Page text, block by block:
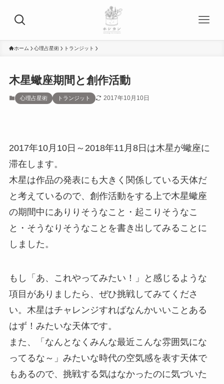
ホーム 心理占星術 トランジット
木星蠍座期間と創作活動
心理占星術 トランジット 2017年10月10日
2017年10月10日～2018年11月8日は木星が蠍座に
滞在します。
木星は作品の発表にも大きく関係している天体だ
と考えているので、創作活動をする上で木星蠍座
の期間中にありりそうなこと・起こりそうなこ
と・そうなりそうなことを書き出してみることに
しました。
もし「あ、これやってみたい！」と感じるような
項目がありましたら、ぜひ挑戦してみてくださ
い。木星はチャレンジすればなんかいいことある
はず！みたいな天体です。
また、「なんとなくみんな最近こんな雰囲気にな
ってるな～」みたいな時代の空気感を表す天体で
もあるので、挑戦する気はなかったのに気づいた